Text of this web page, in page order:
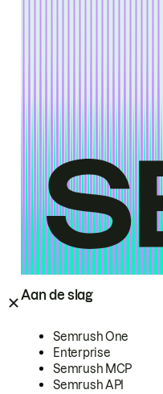
Aan de slag
Semrush One
Enterprise
Semrush MCP
Semrush API